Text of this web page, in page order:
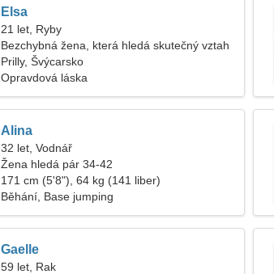
Elsa
21 let, Ryby
Bezchybná žena, která hledá skutečný vztah
Prilly, Švýcarsko
Opravdová láska
Alina
32 let, Vodnář
Žena hledá pár 34-42
171 cm (5'8"), 64 kg (141 liber)
Běhání, Base jumping
Gaelle
59 let, Rak